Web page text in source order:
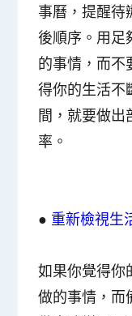
事曆，提醒待
後順序。 用足
的事情，而不
得你的生活不
間，就要做出
率。
● 重新檢視生
如果你覺得你
做的事情，而